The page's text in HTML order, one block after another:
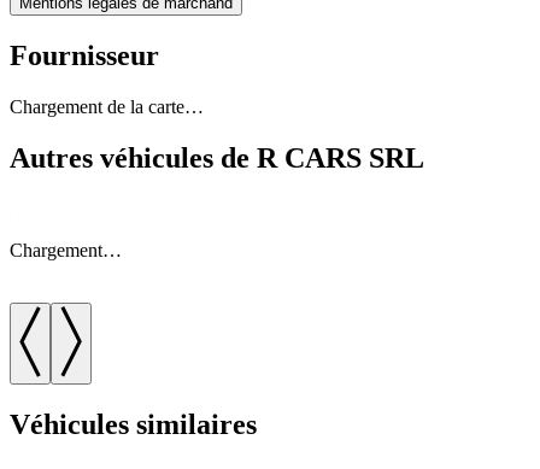
Fournisseur
Chargement de la carte…
Autres véhicules de R CARS SRL
Chargement…
Véhicules similaires